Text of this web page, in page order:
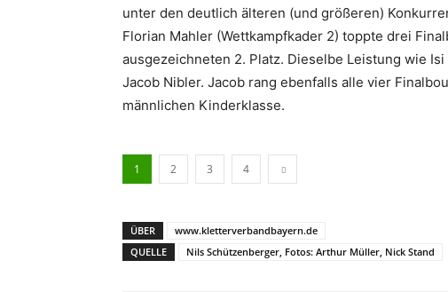
unter den deutlich älteren (und größeren)
Florian Mahler (Wettkampfkader 2) toppte drei
ausgezeichneten 2. Platz. Dieselbe Leistung wie
Jacob Nibler. Jacob rang ebenfalls alle vier
männlichen Kinderklasse.
1 2 3 4
ÜBER
www.kletterverbandbayern.de
QUELLE
Nils Schützenberger, Fotos: Arthur Müller, Nick Stand